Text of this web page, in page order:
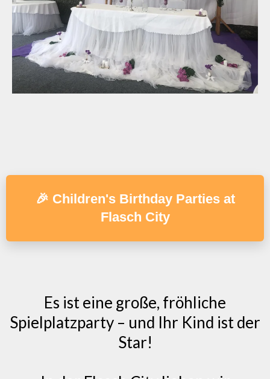
🎉 Children's Birthday Parties at
Flasch City
Es ist eine große, fröhliche
Spielplatzparty – und Ihr Kind ist der
Star!